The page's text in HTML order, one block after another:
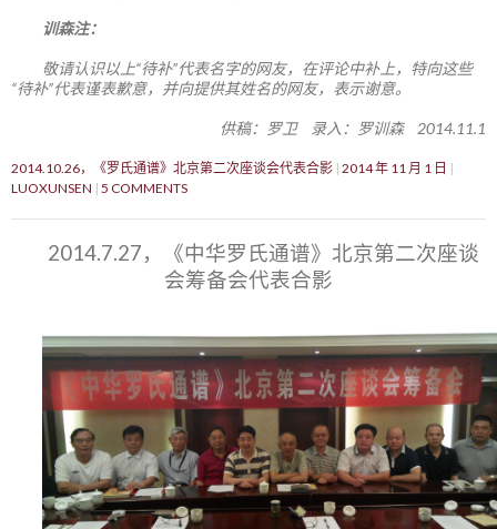
训森注：
敬请认识以上“待补”代表名字的网友，在评论中补上，特向这些
“待补”代表谨表歉意，并向提供其姓名的网友，表示谢意。
供稿：罗卫 录入：罗训森 2014.11.1
2014.10.26，《罗氏通谱》北京第二次座谈会代表合影 2014 年 11 月 1 日
LUOXUNSEN 5 COMMENTS
2014.7.27，《中华罗氏通谱》北京第二次座谈
会筹备会代表合影